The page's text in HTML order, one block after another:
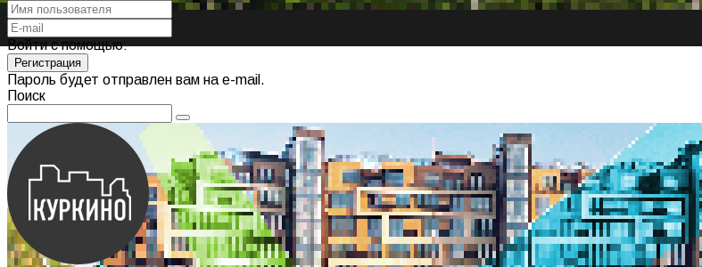
Войти с помощью:
Пароль будет отправлен вам на e-mail.
Поиск